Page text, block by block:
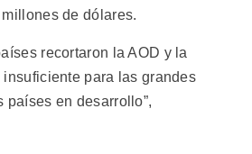
de dólares.
recortaron la AOD y la
para las grandes
países en desarrollo”,